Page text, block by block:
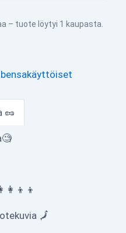
– tuote löytyi 1 kaupasta.
🥜
🗾